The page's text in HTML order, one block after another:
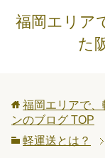
福岡エリア
た
福岡エリアで
ンのブログ TOP
軽運送とは？